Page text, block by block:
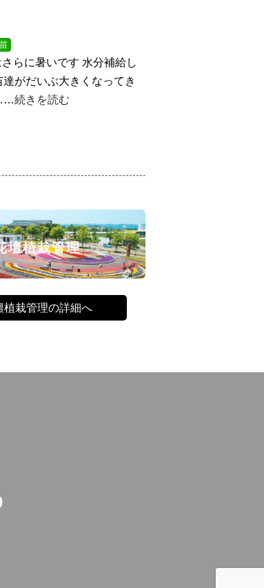
らに暑いです 水分補給し
がだいぶ大きくなってき
続きを読む
壇植栽管理
植栽管理の詳細へ